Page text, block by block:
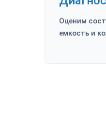
Оценим
емкость и